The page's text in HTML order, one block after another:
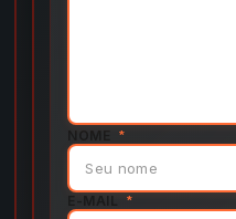
NOME *
E-MAIL *